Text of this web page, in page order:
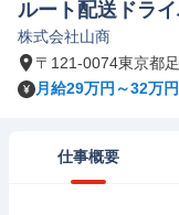
ルート配送ドラ
株式会社山商
〒121-0074東京都
月給29万円～32万円
仕事概要